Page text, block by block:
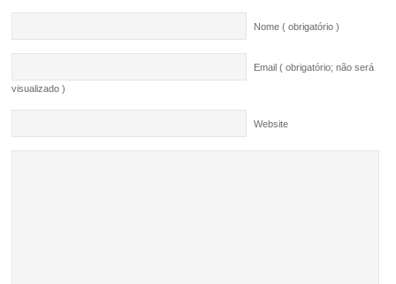
Nome ( obrigatório )
Email ( obrigatório; não será
visualizado )
Website